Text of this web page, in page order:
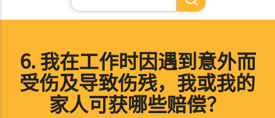
索
6. 我在工作时因遇到意外而
受伤及导致伤残，我或我的
家人可获哪些赔偿？